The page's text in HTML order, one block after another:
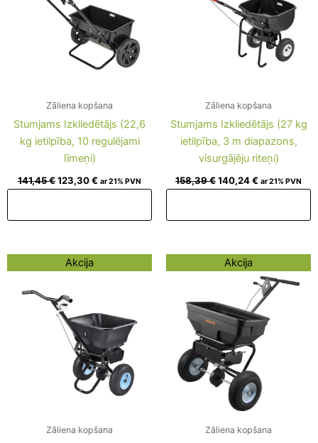
Zāliena kopšana
Stumjams Izkliedētājs (22,6
kg ietilpība, 10 regulējami
līmeņi)
141,45€123,30€ ar 21% PVN
Zāliena kopšana
Stumjams Izkliedētājs (27 kg
ietilpība, 3 m diapazons,
visurgājēju riteņi)
158,39€140,24€ ar 21% PVN
Akcija
Zāliena kopšana
Original
price
316,90 €.
price
Akcija
Zāliena kopšana
Original
price
332,63 €.
price
is:
314,48 €.